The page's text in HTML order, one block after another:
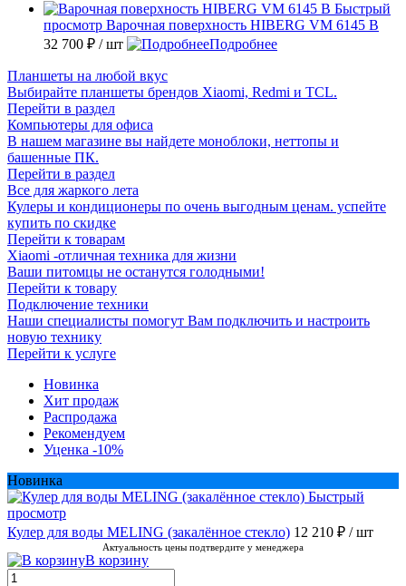
Быстрый
просмотр Варочная поверхность HIBERG VM 6145 B
32 700 ₽ / шт Подробнее
Планшеты на любой вкус
Выбирайте планшеты брендов Xiaomi, Redmi и TCL.
Перейти в раздел
Компьютеры для офиса
В нашем магазине вы найдете моноблоки, неттопы и
башенные ПК.
Перейти в раздел
Все для жаркого лета
Кулеры и кондиционеры по очень выгодным ценам. успейте
купить по скидке
Перейти к товарам
Xiaomi -отличная техника для жизни
Ваши питомцы не останутся голодными!
Перейти к товару
Подключение техники
Наши специалисты помогут Вам подключить и настроить
новую технику
Перейти к услуге
Новинка
Хит продаж
Распродажа
Рекомендуем
Уценка -10%
Новинка
Быстрый
просмотр
Кулер для воды MELING (закалённое стекло) 12 210 ₽ / шт
Актуальность цены подтвердите у менеджера
В корзину